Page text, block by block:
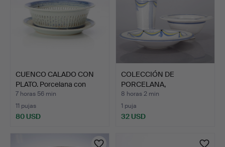
CUENCO CALADO CON
PLATO. Porcelana con
dec…
7 horas 56 min
11 pujas
80 USD
COLECCIÓN DE
PORCELANA,
Paradisverkstan Öl…
8 horas 2 min
1 puja
32 USD